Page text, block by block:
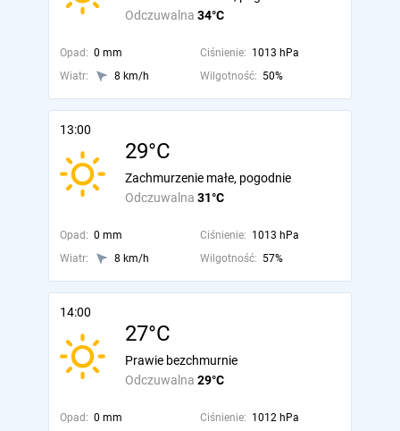
Odczuwalna 34°C
Opad: 0 mm Ciśnienie: 1013 hPa
Wiatr:
8 km/h Wilgotność: 50%
13:00
29°C
Odczuwalna 31°C
Zachmurzenie małe, pogodnie
Opad: 0 mm Ciśnienie: 1013 hPa
Wiatr:
8 km/h Wilgotność: 57%
14:00
27°C
Odczuwalna 29°C
Prawie bezchmurnie
Opad: 0 mm Ciśnienie: 1012 hPa